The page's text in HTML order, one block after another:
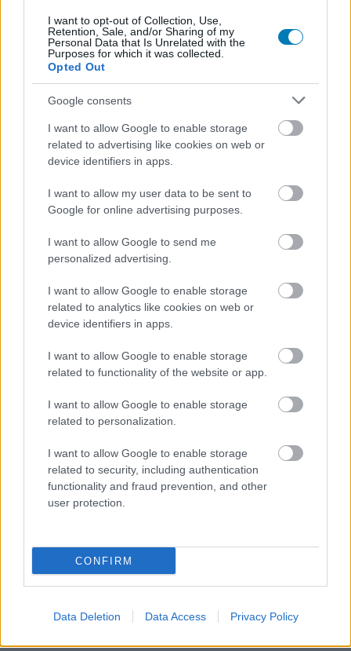
I want to opt-out of Collection, Use,
Retention, Sale, and/or Sharing of my
Personal Data that Is Unrelated with the
Purposes for which it was collected.
Opted Out
Google consents
I want to allow Google to enable storage
related to advertising like cookies on web or
device identifiers in apps.
I want to allow my user data to be sent to
Google for online advertising purposes.
I want to allow Google to send me
personalized advertising.
I want to allow Google to enable storage
related to analytics like cookies on web or
device identifiers in apps.
I want to allow Google to enable storage
related to functionality of the website or app.
I want to allow Google to enable storage
related to personalization.
I want to allow Google to enable storage
related to security, including authentication
functionality and fraud prevention, and other
user protection.
CONFIRM
Data Deletion Data Access Privacy Policy
#szivárvány tv #lmbtq #lináris tv
Lovaggá ütötték Idris Elbát!
A fiatalokért végzett szolgálatáért tüntették ki.
Unmute Loaded:
Kedden Károly király lovagi címmel tüntette ki (immár)
Sir Idris Elbát a windsori kastélyban. A színész
kitüntetését még tavaly év végén bejelentették, ám a
Ugyanakkor Elba a lovagi címet elsősorban nem színészi
ben indította el az Elba Hope Foundation nevű